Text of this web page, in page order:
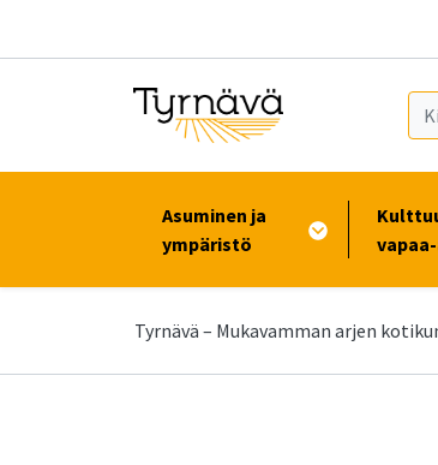
Asuminen ja
ympäristö
Tyrnävä – Mukavamman arjen